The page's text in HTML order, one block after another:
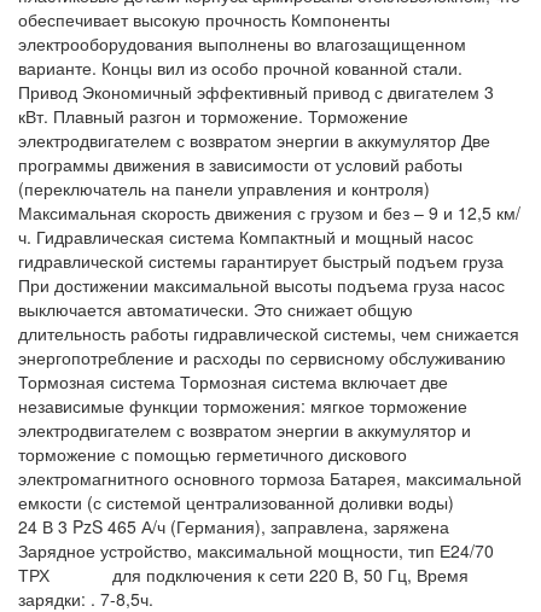
обеспечивает высокую прочность Компоненты
электрооборудования выполнены во влагозащищенном
варианте. Концы вил из особо прочной кованной стали.
Привод Экономичный эффективный привод с двигателем 3
кВт. Плавный разгон и торможение. Торможение
электродвигателем с возвратом энергии в аккумулятор Две
программы движения в зависимости от условий работы
(переключатель на панели управления и контроля)
Максимальная скорость движения с грузом и без – 9 и 12,5 км/
ч. Гидравлическая система Компактный и мощный насос
гидравлической системы гарантирует быстрый подъем груза
При достижении максимальной высоты подъема груза насос
выключается автоматически. Это снижает общую
длительность работы гидравлической системы, чем снижается
энергопотребление и расходы по сервисному обслуживанию
Тормозная система Тормозная система включает две
независимые функции торможения: мягкое торможение
электродвигателем с возвратом энергии в аккумулятор и
торможение с помощью герметичного дискового
электромагнитного основного тормоза Батарея, максимальной
емкости (с системой централизованной доливки воды)
24 В 3 PzS 465 А/ч (Германия), заправлена, заряжена
Зарядное устройство, максимальной мощности, тип Е24/70
ТРХ для подключения к сети 220 В, 50 Гц, Время
зарядки: . 7-8,5ч.